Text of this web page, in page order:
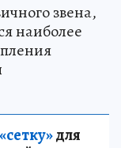
звена,
наиболее
для